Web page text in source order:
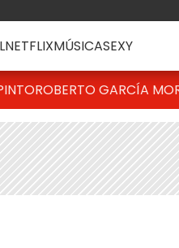
NETFLIXMÚSICASEXY
ROBERTO GARCÍA